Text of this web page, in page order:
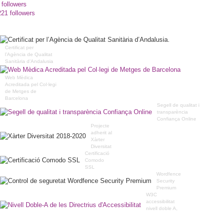
followers
followers
Certificat per
l’Agència de Qualitat
Sanitària d’Andalusia
Web Mèdica
Acreditada pel Col·legi
de Metges de
Barcelona
Segell de qualitat i
transparència
Confiança Online
Projecte
adherit al
Xàrter
Diversitat
Certificació
Comodo
SSL
Wordfence
Security
Premium
W3C
accessibilitat
nivell doble A,